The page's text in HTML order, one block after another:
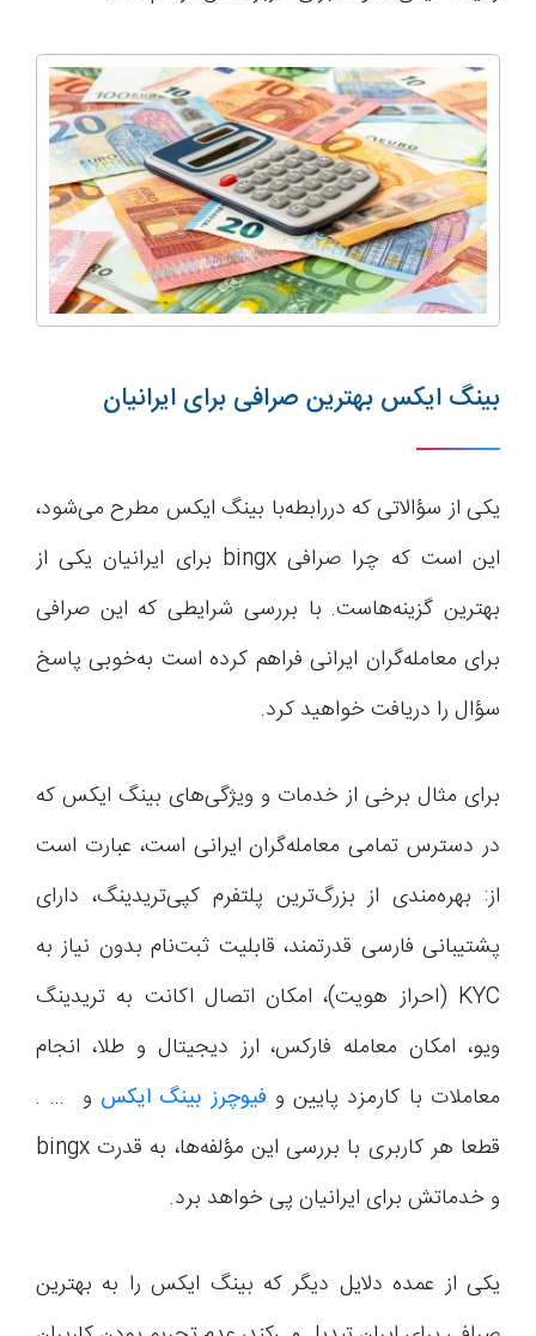
بینگ ایکس بهترین صرافی برای ایرانیان
یکی از سؤالاتی که دررابطه‌با بینگ ایکس مطرح می‌شود،
این است که چرا صرافی bingx برای ایرانیان یکی از
بهترین گزینه‌هاست. با بررسی شرایطی که این صرافی
برای معامله‌گران ایرانی فراهم کرده است به‌خوبی پاسخ
سؤال را دریافت خواهید کرد.
برای مثال برخی از خدمات و ویژگی‌های بینگ ایکس که
در دسترس تمامی معامله‌گران ایرانی است، عبارت است
از: بهره‌مندی از بزرگ‌ترین پلتفرم کپی‌تریدینگ، دارای
پشتیبانی فارسی قدرتمند، قابلیت ثبت‌نام بدون نیاز به
KYC (احراز هویت)، امکان اتصال اکانت به تریدینگ
ویو، امکان معامله فارکس، ارز دیجیتال و طلا، انجام
معاملات با کارمزد پایین وفیوچرز بینگ ایکس و … .
قطعا هر کاربری با بررسی این مؤلفه‌ها، به قدرت bingx
و خدماتش برای ایرانیان پی خواهد برد.
یکی از عمده دلایل دیگر که بینگ ایکس را به بهترین